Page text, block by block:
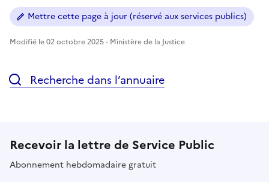
Mettre cette page à jour (réservé aux services publics)
Modifié le 02 octobre 2025 - Ministère de la Justice
Recherche dans l’annuaire
Recevoir la lettre de Service Public
Abonnement hebdomadaire gratuit